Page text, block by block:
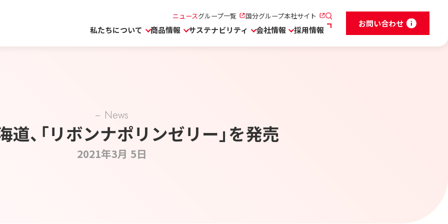
ニュースグループ一覧 国分グループ本社サイト
私たちについて 商品情報 サステナビリティ 会社情報 採用情報
お問い合わせ
News
道、「リボンナポリンゼリー」を発売
2021年3月 5日